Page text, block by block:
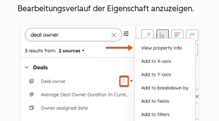
Bearbeitungsverlauf der Eigenschaft anzuzeigen.